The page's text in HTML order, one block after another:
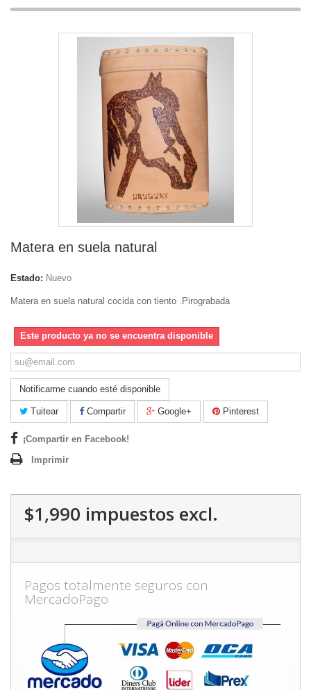
Matera en suela natural
Estado: Nuevo
Matera en suela natural cocida con tiento .Pirograbada
Este producto ya no se encuentra disponible
Notificarme cuando esté disponible
Tuitear Compartir Google+ Pinterest
¡Compartir en Facebook!
Imprimir
$1,990 impuestos excl.
Pagos totalmente seguros con
MercadoPago